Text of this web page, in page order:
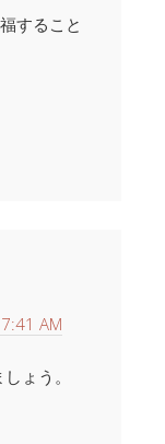
すること
AM
ょう。